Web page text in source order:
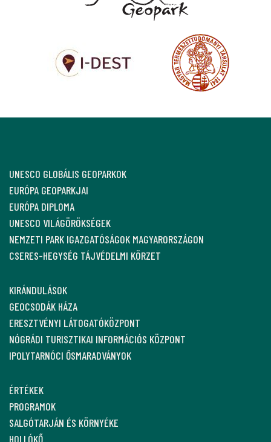
UNESCO GLOBÁLIS GEOPARKOK
EURÓPA GEOPARKJAI
EURÓPA DIPLOMA
UNESCO VILÁGÖRÖKSÉGEK
NEMZETI PARK IGAZGATÓSÁGOK MAGYARORSZÁGON
CSERES-HEGYSÉG TÁJVÉDELMI KÖRZET
KIRÁNDULÁSOK
GEOCSODÁK HÁZA
ERESZTVÉNYI LÁTOGATÓKÖZPONT
NÓGRÁDI TURISZTIKAI INFORMÁCIÓS KÖZPONT
IPOLYTARNÓCI ŐSMARADVÁNYOK
ÉRTÉKEK
PROGRAMOK
SALGÓTARJÁN ÉS KÖRNYÉKE
HOLLÓKŐ